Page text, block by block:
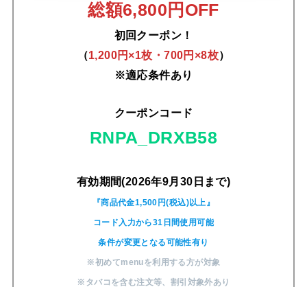
総額6,800円OFF
初回クーポン！
（1,200円×1枚・700円×8枚）
※適応条件あり
クーポンコード
RNPA_DRXB58
有効期間(2026年9月30日まで)
『商品代金1,500円(税込)以上』
コード入力から31日間使用可能
条件が変更となる可能性有り
※初めてmenuを利用する方が対象
※タバコを含む注文等 割引対象外あり